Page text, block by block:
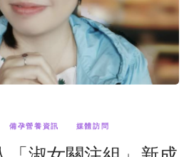
備孕營養資訊 媒體訪問